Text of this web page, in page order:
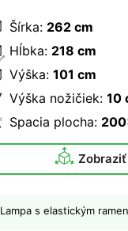
Šírka: 262 cm
Hĺbka: 218 cm
Výška: 101 cm
Výška nožičiek: 10
Spacia plocha:
Lampa s elastickým